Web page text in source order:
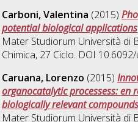
Carboni, Valentina (2015)
potential biological applications
Mater Studiorum Università di
Chimica, 27 Ciclo. DOI
Caruana, Lorenzo (2015)
organocatalytic processess: en
biologically relevant compounds
Mater Studiorum Università di